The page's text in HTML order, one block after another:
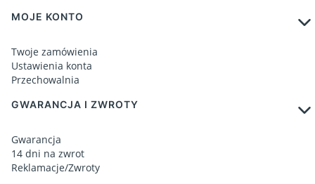
MOJE KONTO
Twoje zamówienia
Ustawienia konta
Przechowalnia
GWARANCJA I ZWROTY
Gwarancja
14 dni na zwrot
Reklamacje/Zwroty